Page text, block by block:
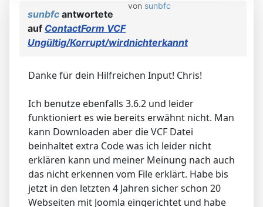
von sunbfc
sunbfc antwortete
auf ContactForm VCF
Ungültig/Korrupt/wirdnichterkannt
Danke für dein Hilfreichen Input! Chris!
Ich benutze ebenfalls 3.6.2 und leider
funktioniert es wie bereits erwähnt nicht. Man
kann Downloaden aber die VCF Datei
beinhaltet extra Code was ich leider nicht
erklären kann und meiner Meinung nach auch
das nicht erkennen vom File erklärt. Habe bis
jetzt in den letzten 4 Jahren sicher schon 20
Webseiten mit Joomla eingerichtet und habe